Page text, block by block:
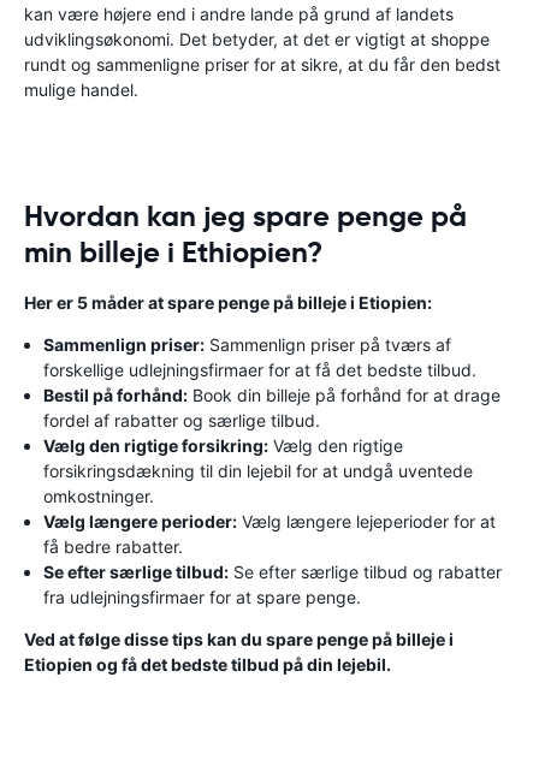
kan være højere end i andre lande på grund af landets
udviklingsøkonomi. Det betyder, at det er vigtigt at shoppe
rundt og sammenligne priser for at sikre, at du får den bedst
mulige handel.
Hvordan kan jeg spare penge på
min billeje i Ethiopien?
Her er 5 måder at spare penge på billeje i Etiopien:
Sammenlign priser: Sammenlign priser på tværs af
forskellige udlejningsfirmaer for at få det bedste tilbud.
Bestil på forhånd: Book din billeje på forhånd for at drage
fordel af rabatter og særlige tilbud.
Vælg den rigtige forsikring: Vælg den rigtige
forsikringsdækning til din lejebil for at undgå uventede
omkostninger.
Vælg længere perioder: Vælg længere lejeperioder for at
få bedre rabatter.
Se efter særlige tilbud: Se efter særlige tilbud og rabatter
fra udlejningsfirmaer for at spare penge.
Ved at følge disse tips kan du spare penge på billeje i
Etiopien og få det bedste tilbud på din lejebil.